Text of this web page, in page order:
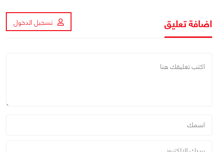
اضافة تعليق تسجيل الدخول